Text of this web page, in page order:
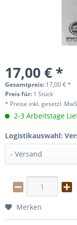
17,00 € *
Gesamtpreis: 17,00€*
Preis für: 1 Stück
* Preise inkl. gesetzl.
2-3 Arbeitstage
Logistikauswahl:
Merken